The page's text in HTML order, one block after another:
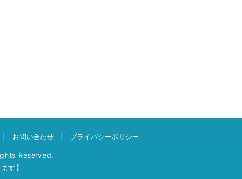
お問い合わせ プライバシーポリシー
Reserved.
す】